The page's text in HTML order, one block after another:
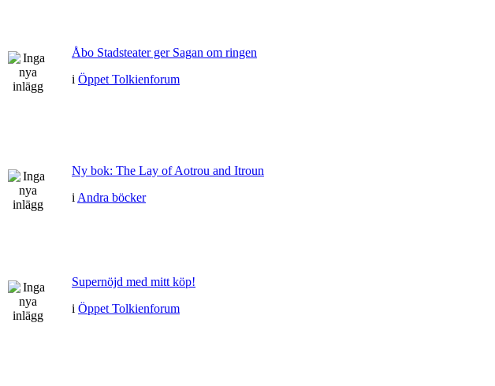
Åbo Stadsteater ger Sagan om ringen
i Öppet Tolkienforum
Ny bok: The Lay of Aotrou and Itroun
i Andra böcker
Supernöjd med mitt köp!
i Öppet Tolkienforum